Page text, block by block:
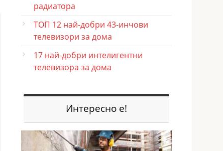
радиатора
ТОП 12 най-добри 43-инчови
телевизори за дома
17 най-добри интелигентни
телевизора за дома
Интересно е!